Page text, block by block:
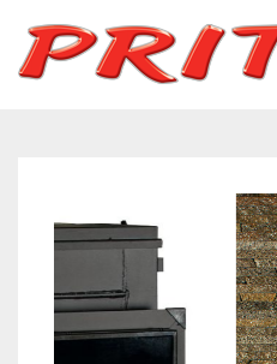
ΤΕΧΝΟΛΟΓΙΚΌΣ ΕΞΟΠΛΙΣΜΌΣ
ΠΡΟΪΌΝΤΑ
ΧΡΉΣΙΜΕΣ ΠΛΗΡΟΦΟΡΊΕΣ
ΦΩΤΟΓΡΑΦΙΕΣ – ΓΚΑΛΕΡΊ